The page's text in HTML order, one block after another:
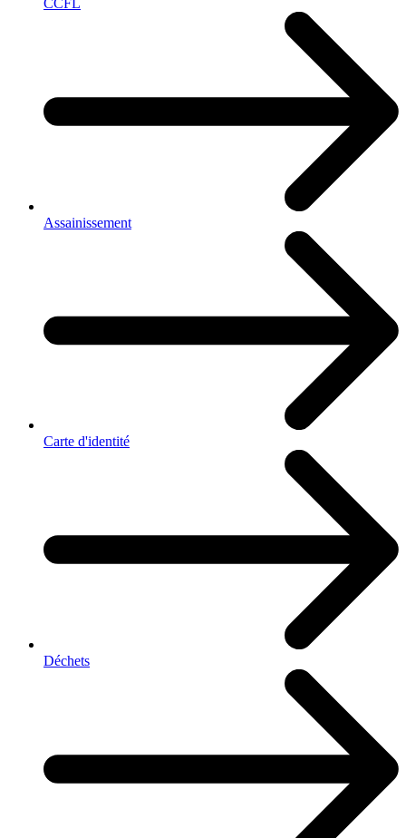
Assainissement
Carte d'identité
Déchets